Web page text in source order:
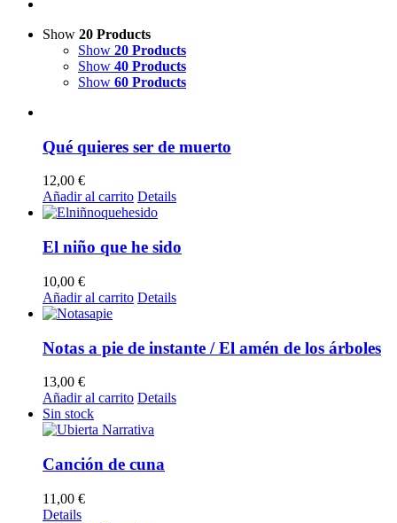
Show 20 Products
Show 20 Products
Show 40 Products
Show 60 Products
Qué quieres ser de muerto
12,00 €
Añadir al carrito Details
El niño que he sido
10,00 €
Añadir al carrito Details
Notas a pie de instante / El amén de los árboles
13,00 €
Añadir al carrito Details
Sin stock
Canción de cuna
11,00 €
Details